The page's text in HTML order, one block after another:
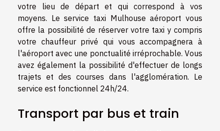
votre lieu de départ et qui correspond à vos
moyens. Le service taxi Mulhouse aéroport vous
offre la possibilité de réserver votre taxi y compris
votre chauffeur privé qui vous accompagnera à
l'aéroport avec une ponctualité irréprochable. Vous
avez également la possibilité d'effectuer de longs
trajets et des courses dans l'agglomération. Le
service est fonctionnel 24h/24.
Transport par bus et train